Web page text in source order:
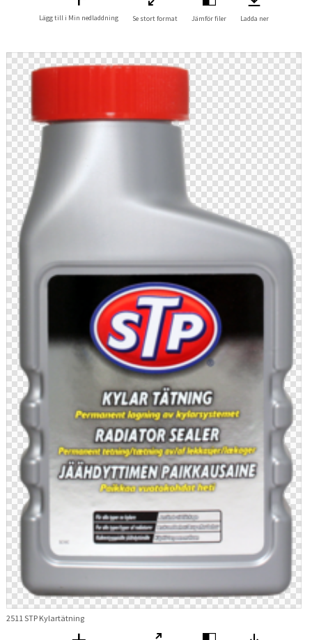
Lägg till i Min nedladdning Se stort format Jämför filer Ladda ner
2511 STP Kylartätning